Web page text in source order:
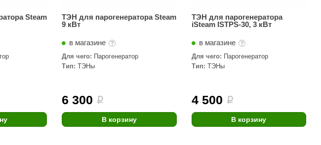
Steam
ТЭН для парогенератора Steam
9 кВт
в магазине
Для чего: Парогенератор
Тип: ТЭНы
6 300 i
В корзину
ТЭН для парогенератора
iSteam ISTPS-30, 3 кВт
в магазине
Для чего: Парогенератор
Тип: ТЭНы
4 500 i
В корзину